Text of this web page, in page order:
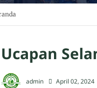
Ucapan
admin April 02, 2024